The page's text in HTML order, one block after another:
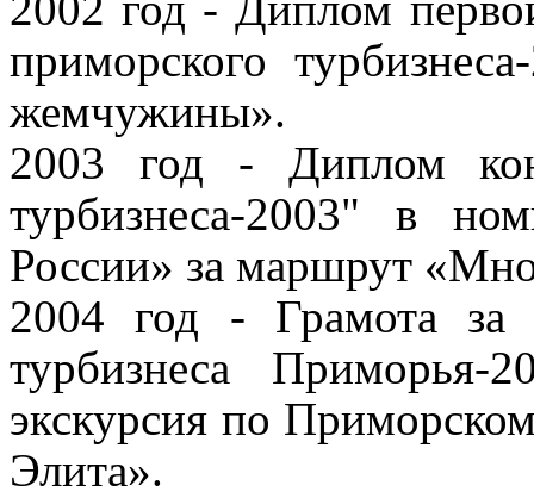
приморского
жемчужины».
2003 год - Диплом
турбизнеса-2003" в
России» за маршрут
2004 год - Грамота за
турбизнеса Приморья-
экскурсия по
Элита».